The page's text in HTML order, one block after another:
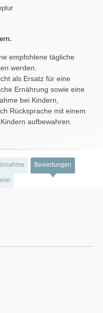
empfohlene tägliche
werden.
als Ersatz für eine
Ernährung sowie eine
bei Kindern,
Rücksprache mit einem
aufbewahren.
Bewertungen
Sternen